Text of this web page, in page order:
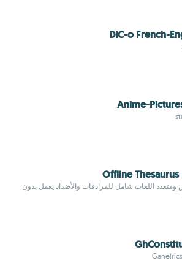
DIC-o French-
Anime-
Offline Thesaurus
اللغات شامل للمرادفات والأضداد يعمل بدون